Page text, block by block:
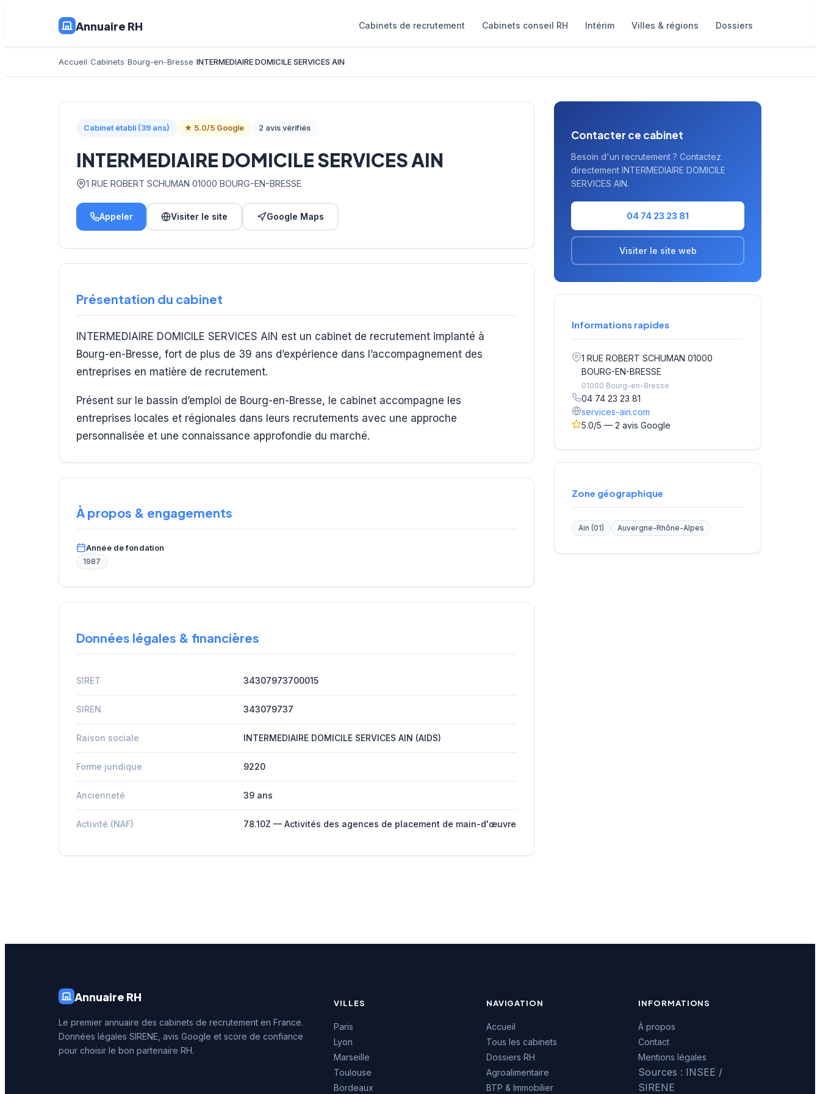
Annuaire RH Cabinets de recrutement Cabinets conseil RH Intérim Villes & régions Dossiers
Accueil Cabinets Bourg-en-Bresse INTERMEDIAIRE DOMICILE SERVICES AIN
Cabinet établi (39 ans) ★ 5.0/5 Google 2 avis vérifiés
INTERMEDIAIRE DOMICILE SERVICES AIN
1 RUE ROBERT SCHUMAN 01000 BOURG-EN-BRESSE
Appeler Visiter le site Google Maps
Présentation du cabinet
INTERMEDIAIRE DOMICILE SERVICES AIN est un cabinet de recrutement implanté à
Bourg-en-Bresse, fort de plus de 39 ans d’expérience dans l’accompagnement des
entreprises en matière de recrutement.
Présent sur le bassin d’emploi de Bourg-en-Bresse, le cabinet accompagne les
entreprises locales et régionales dans leurs recrutements avec une approche
personnalisée et une connaissance approfondie du marché.
À propos & engagements
Année de fondation
1987
Données légales & financières
SIRET 34307973700015
SIREN 343079737
Raison sociale INTERMEDIAIRE DOMICILE SERVICES AIN (AIDS)
Forme juridique 9220
Ancienneté 39 ans
Activité (NAF) 78.10Z — Activités des agences de placement de main-d'œuvre
Contacter ce cabinet
Besoin d'un recrutement ? Contactez
directement INTERMEDIAIRE DOMICILE
SERVICES AIN.
04 74 23 23 81
Visiter le site web
Informations rapides
1 RUE ROBERT SCHUMAN 01000
BOURG-EN-BRESSE
01000 Bourg-en-Bresse
04 74 23 23 81
services-ain.com
5.0/5 — 2 avis Google
Zone géographique
Ain (01) Auvergne-Rhône-Alpes
Annuaire RH
Le premier annuaire des cabinets de recrutement en France.
Données légales SIRENE, avis Google et score de confiance
pour choisir le bon partenaire RH.
VILLES
Paris
Lyon
Marseille
Toulouse
Bordeaux
NAVIGATION
Accueil
Tous les cabinets
Dossiers RH
Agroalimentaire
BTP & Immobilier
INFORMATIONS
À propos
Contact
Mentions légales
Sources : INSEE /
SIRENE